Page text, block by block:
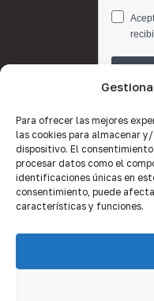
Para ofrecer las mejores
las cookies para almacenar
dispositivo. El
procesar datos como el
identificaciones únicas en
consentimiento, puede
características y funciones.